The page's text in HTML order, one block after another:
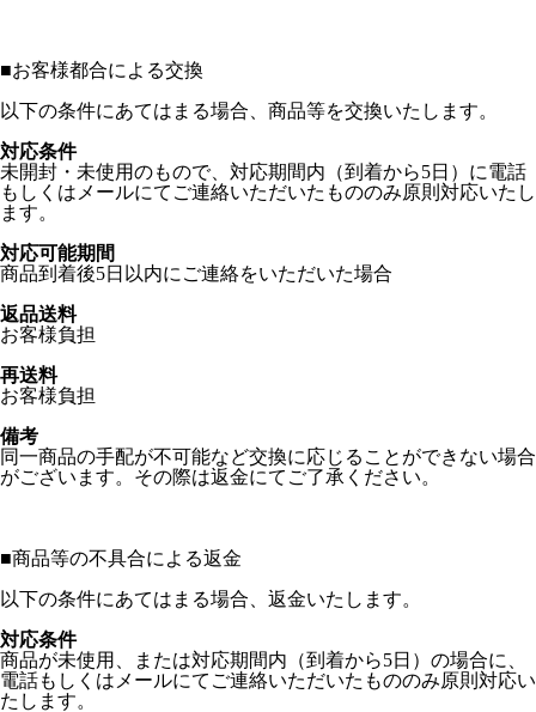
■お客様都合による交換
以下の条件にあてはまる場合、商品等を交換いたします。
対応条件
未開封・未使用のもので、対応期間内（到着から5日）に電話
もしくはメールにてご連絡いただいたもののみ原則対応いたし
ます。
対応可能期間
商品到着後5日以内にご連絡をいただいた場合
返品送料
お客様負担
再送料
お客様負担
備考
同一商品の手配が不可能など交換に応じることができない場合
がございます。その際は返金にてご了承ください。
■商品等の不具合による返金
以下の条件にあてはまる場合、返金いたします。
対応条件
商品が未使用、または対応期間内（到着から5日）の場合に、
電話もしくはメールにてご連絡いただいたもののみ原則対応い
たします。